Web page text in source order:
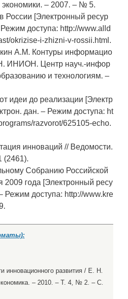
– 2007. – № 5.
России [Электронный ресур
доступа: http://www.alld
okrizise-i-zhizni-v-rossii.html.
А.М. Контуры информацио
ИНИОН. Центр науч.-инфор
и технологиям. –
идеи до реализации [Электр
дан. – Режим доступа: ht
razvorot/625105-echo.
инноваций // Ведомости.
(2461).
Собранию Российской
2009 года [Электронный ресу
Режим доступа: http://www.kre
инновационного развития / Е. Н.
– 2010. – Т. 4, № 2. – С.